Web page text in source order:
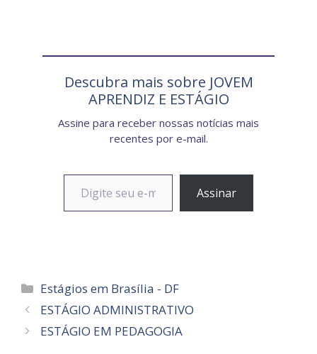
Descubra mais sobre JOVEM
APRENDIZ E ESTÁGIO
Assine para receber nossas notícias mais
recentes por e-mail.
Digite seu e-mail…
Assinar
Categorias
Estágios em Brasília - DF
ESTÁGIO ADMINISTRATIVO
ESTÁGIO EM PEDAGOGIA